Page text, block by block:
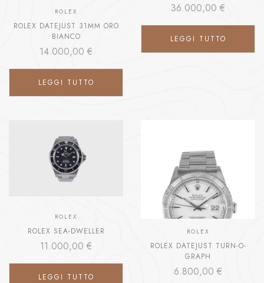
ROLEX
ROLEX DATEJUST 31MM ORO
BIANCO
14.000,00 €
LEGGI TUTTO
36.000,00 €
LEGGI TUTTO
ROLEX
ROLEX SEA-DWELLER
11.000,00 €
LEGGI TUTTO
ROLEX
ROLEX DATEJUST TURN-O-
GRAPH
6.800,00 €